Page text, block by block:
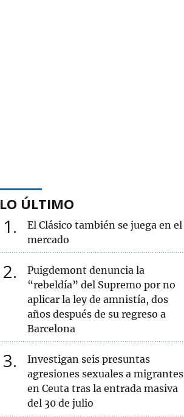
LO ÚLTIMO
1
El Clásico también se juega en el
mercado
2
Puigdemont denuncia la
“rebeldía” del Supremo por no
aplicar la ley de amnistía, dos
años después de su regreso a
Barcelona
3
Investigan seis presuntas
agresiones sexuales a migrantes
en Ceuta tras la entrada masiva
del 30 de julio